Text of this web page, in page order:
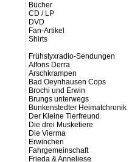
Bücher
CD / LP
DVD
Fan-Artikel
Shirts
Frühstyxradio-Sendungen
Alfons Derra
Arschkrampen
Bad Oeynhausen Cops
Brochi und Erwin
Brungs unterwegs
Bunkenstedter Heimatchronik
Der Kleine Tierfreund
Die drei Musketiere
Die Vierma
Erwinchen
Fahrgemeinschaft
Frieda & Anneliese